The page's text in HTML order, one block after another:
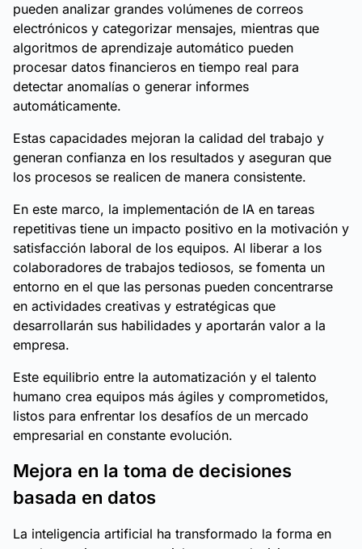
pueden analizar grandes volúmenes de correos
electrónicos y categorizar mensajes, mientras que
algoritmos de aprendizaje automático pueden
procesar datos financieros en tiempo real para
detectar anomalías o generar informes
automáticamente.
Estas capacidades mejoran la calidad del trabajo y
generan confianza en los resultados y aseguran que
los procesos se realicen de manera consistente.
En este marco, la implementación de IA en tareas
repetitivas tiene un impacto positivo en la motivación y
satisfacción laboral de los equipos. Al liberar a los
colaboradores de trabajos tediosos, se fomenta un
entorno en el que las personas pueden concentrarse
en actividades creativas y estratégicas que
desarrollarán sus habilidades y aportarán valor a la
empresa.
Este equilibrio entre la automatización y el talento
humano crea equipos más ágiles y comprometidos,
listos para enfrentar los desafíos de un mercado
empresarial en constante evolución.
Mejora en la toma de decisiones
basada en datos
La inteligencia artificial ha transformado la forma en